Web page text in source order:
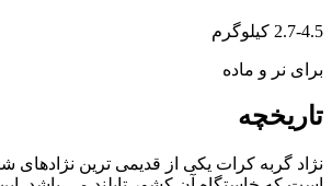
2.7-4.5 کیلوگرم
برای نر و ماده
تاریخچه
نژاد گربه کرات یکی از قدیمی‌ ترین نژادهای